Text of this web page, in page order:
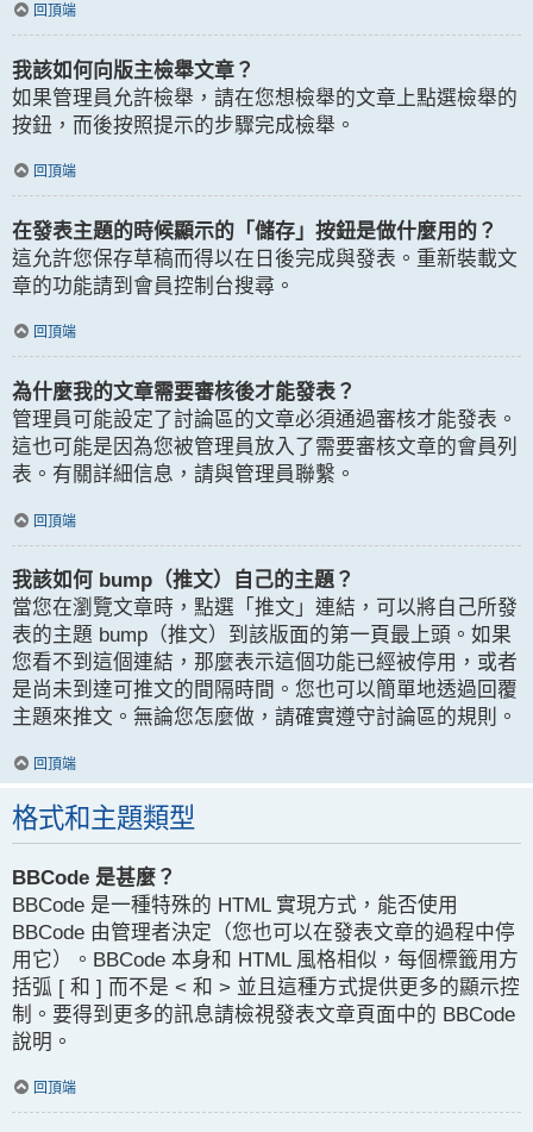
回頂端
我該如何向版主檢舉文章？
如果管理員允許檢舉，請在您想檢舉的文章上點選檢舉的
按鈕，而後按照提示的步驟完成檢舉。
回頂端
在發表主題的時候顯示的「儲存」按鈕是做什麼用的？
這允許您保存草稿而得以在日後完成與發表。重新裝載文
章的功能請到會員控制台搜尋。
回頂端
為什麼我的文章需要審核後才能發表？
管理員可能設定了討論區的文章必須通過審核才能發表。
這也可能是因為您被管理員放入了需要審核文章的會員列
表。有關詳細信息，請與管理員聯繫。
回頂端
我該如何 bump（推文）自己的主題？
當您在瀏覽文章時，點選「推文」連結，可以將自己所發
表的主題 bump（推文）到該版面的第一頁最上頭。如果
您看不到這個連結，那麼表示這個功能已經被停用，或者
是尚未到達可推文的間隔時間。您也可以簡單地透過回覆
主題來推文。無論您怎麼做，請確實遵守討論區的規則。
回頂端
格式和主題類型
BBCode 是甚麼？
BBCode 是一種特殊的 HTML 實現方式，能否使用
BBCode 由管理者決定（您也可以在發表文章的過程中停
用它）。BBCode 本身和 HTML 風格相似，每個標籤用方
括弧 [ 和 ] 而不是 < 和 > 並且這種方式提供更多的顯示控
制。要得到更多的訊息請檢視發表文章頁面中的 BBCode
說明。
回頂端